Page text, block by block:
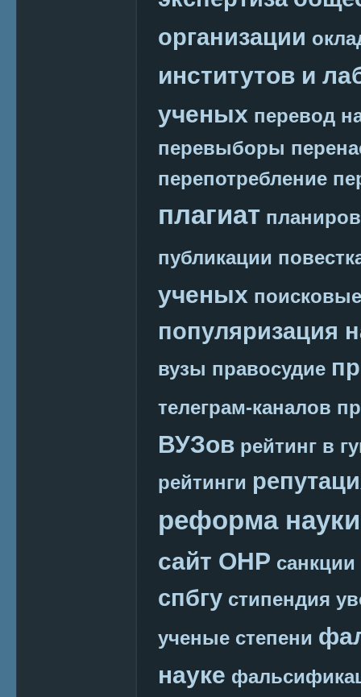
организации
институтов и
ученых перевод
перевыборы
перепотребление
плагиат
публикации
ученых
популяризация
вузы правосудие
телеграм-каналов
ВУЗов рейтинг в
рейтинги
реформа науки
сайт ОНР санкции
спбгу стипендия
ученые степени
науке